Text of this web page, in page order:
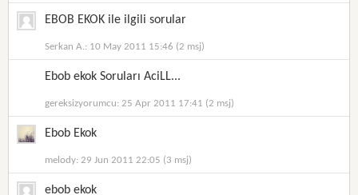
EBOB EKOK ile ilgili sorular
Serkan A.: 10 May 2011 15:46 (2 msj)
Ebob ekok Soruları AciLL...
gereksizyorumcu: 25 Apr 2011 17:41 (2 msj)
Ebob Ekok
melody: 29 Jun 2011 22:05 (3 msj)
ebob ekok